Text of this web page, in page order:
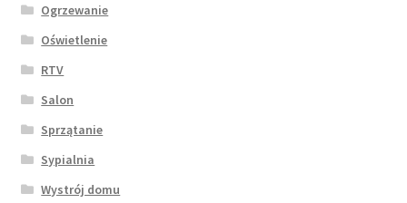
Ogrzewanie
Oświetlenie
RTV
Salon
Sprzątanie
Sypialnia
Wystrój domu